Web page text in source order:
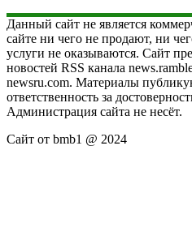
Данный сайт не является
сайте ни чего не продают, ни
услуги не оказываются. Сайт
новостей RSS канала
newsru.com. Материалы
ответственность за
Администрация сайта не несёт.
Сайт от bmb1 @ 2024